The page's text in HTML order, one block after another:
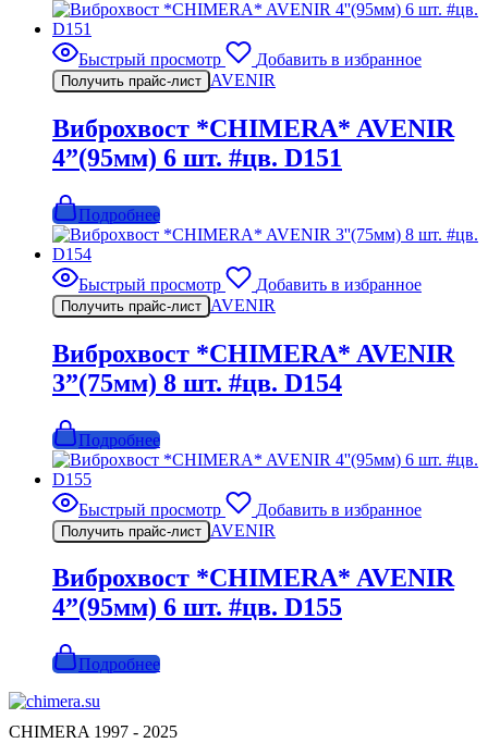
Быстрый просмотр Добавить в избранное
Получить прайс-лист AVENIR
Виброхвост *CHIMERA* AVENIR
4”(95мм) 6 шт. #цв. D151
Подробнее
Быстрый просмотр Добавить в избранное
Получить прайс-лист AVENIR
Виброхвост *CHIMERA* AVENIR
3”(75мм) 8 шт. #цв. D154
Подробнее
Быстрый просмотр Добавить в избранное
Получить прайс-лист AVENIR
Виброхвост *CHIMERA* AVENIR
4”(95мм) 6 шт. #цв. D155
Подробнее
CHIMERA 1997 - 2025